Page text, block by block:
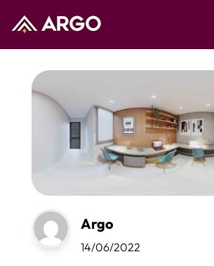
Argo
14/06/2022